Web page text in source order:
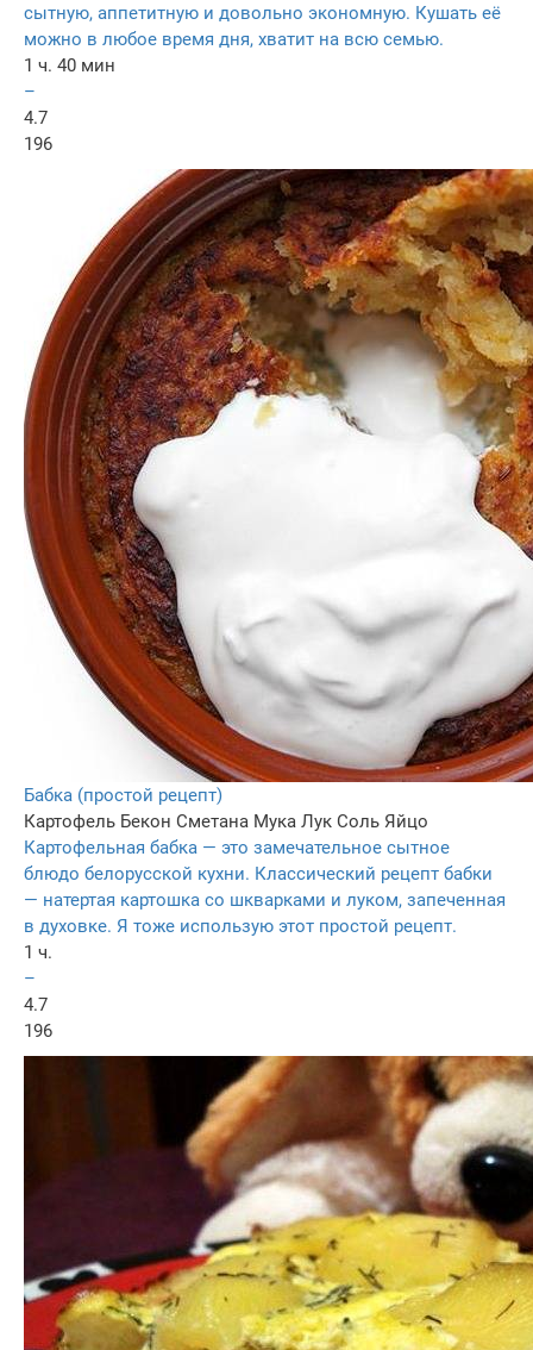
сытную, аппетитную и довольно экономную. Кушать её
можно в любое время дня, хватит на всю семью.
1 ч. 40 мин
–
4.7
196
Бабка (простой рецепт)
Картофель Бекон Сметана Мука Лук Соль Яйцо
Картофельная бабка — это замечательное сытное
блюдо белорусской кухни. Классический рецепт бабки
— натертая картошка со шкварками и луком, запеченная
в духовке. Я тоже использую этот простой рецепт.
1 ч.
–
4.7
196